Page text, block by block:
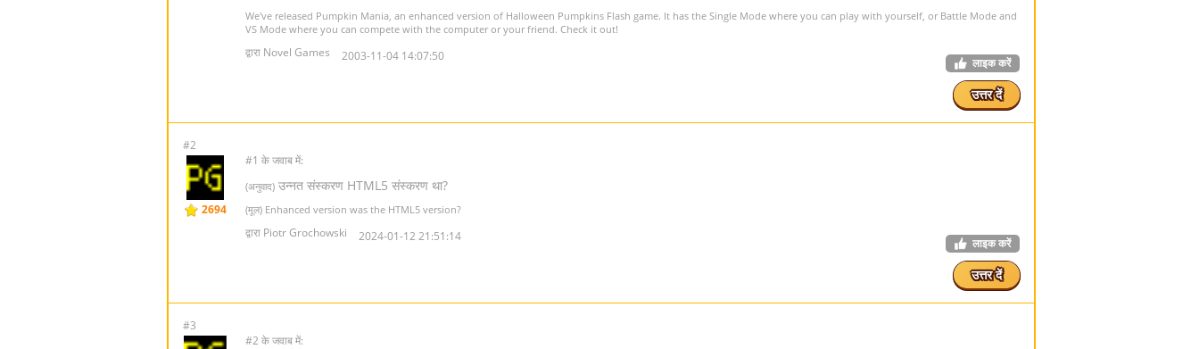
We've released Pumpkin Mania, an enhanced version of Halloween Pumpkins Flash game. It has the Single Mode where you can play with yourself, or Battle Mode and
VS Mode where you can compete with the computer or your friend. Check it out!
द्वारा Novel Games 2003-11-04 14:07:50 लाइक करें
उत्तर दें
#2
2694
#1 के जवाब में:
(अनुवाद) उन्नत संस्करण HTML5 संस्करण था?
(मूल) Enhanced version was the HTML5 version?
द्वारा Piotr Grochowski 2024-01-12 21:51:14 लाइक करें
उत्तर दें
#3
#2 के जवाब में: